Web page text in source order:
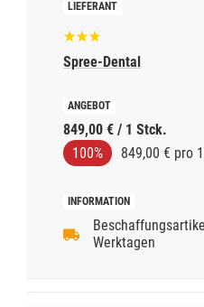
Spree-Dental
849,00 € / 1 Stck.
100%
849,00 € pro
Werktagen